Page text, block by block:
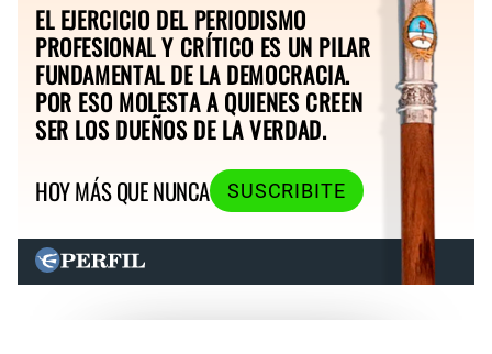
EL EJERCICIO DEL PERIODISMO
PROFESIONAL Y CRÍTICO ES UN PILAR
FUNDAMENTAL DE LA DEMOCRACIA.
POR ESO MOLESTA A QUIENES CREEN
SER LOS DUEÑOS DE LA VERDAD.
HOY MÁS QUE NUNCA
SUSCRIBITE